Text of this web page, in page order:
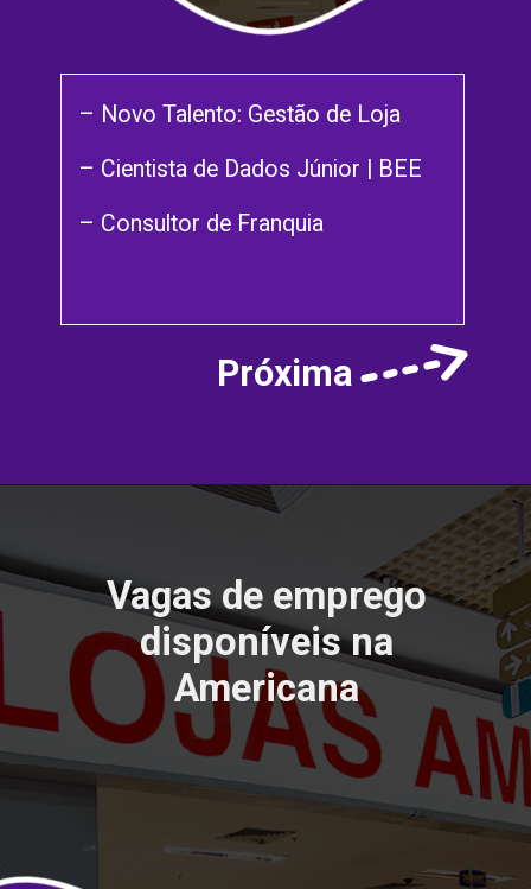
– Novo Talento: Gestão de Loja
– Cientista de Dados Júnior | BEE
– Consultor de Franquia
Próxima
Vagas de emprego
disponíveis na
Americana